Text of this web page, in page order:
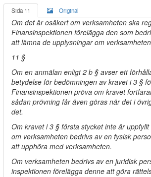
Sida 11 Original
Om det är osäkert om verksamheten ska
Finansinspektionen förelägga den som
att lämna de upplysningar om
11 §
Om en anmälan enligt 2 b § avser ett
betydelse för bedömningen av kravet i 3 §
Finansinspektionen pröva om kravet
sådan prövning får även göras när det i
det.
Om kravet i 3 § första stycket inte är
om verksamheten bedrivs av en fysisk
att upphöra med verksamheten.
Om verksamheten bedrivs av en juridisk
inspektionen förelägga denne att göra